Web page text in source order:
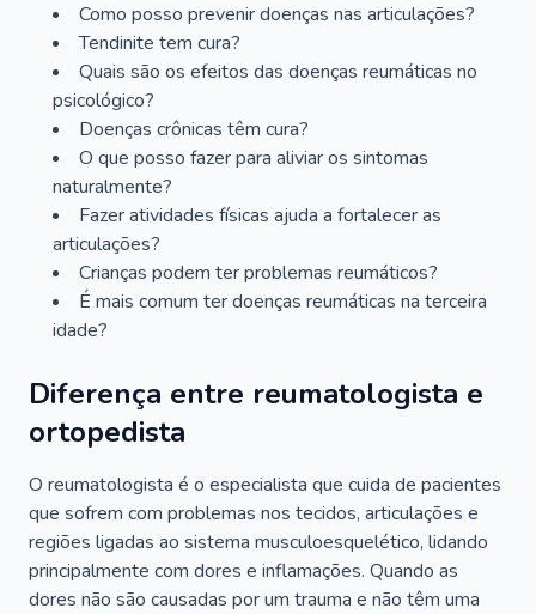
Como posso prevenir doenças nas articulações?
Tendinite tem cura?
Quais são os efeitos das doenças reumáticas no
psicológico?
Doenças crônicas têm cura?
O que posso fazer para aliviar os sintomas
naturalmente?
Fazer atividades físicas ajuda a fortalecer as
articulações?
Crianças podem ter problemas reumáticos?
É mais comum ter doenças reumáticas na terceira
idade?
Diferença entre reumatologista e
ortopedista
O reumatologista é o especialista que cuida de pacientes
que sofrem com problemas nos tecidos, articulações e
regiões ligadas ao sistema musculoesquelético, lidando
principalmente com dores e inflamações. Quando as
dores não são causadas por um trauma e não têm uma